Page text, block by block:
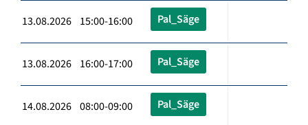
13.08.2026 15:00-16:00 Pal_Säge
13.08.2026 16:00-17:00 Pal_Säge
14.08.2026 08:00-09:00 Pal_Säge